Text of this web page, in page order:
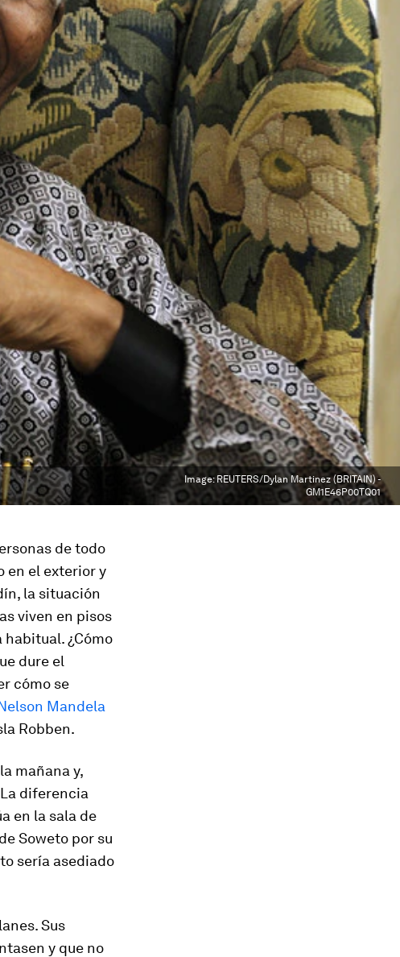
Image: REUTERS/Dylan Martinez (BRITAIN) -
GM1E46P00TQ01
de todo
en el exterior y
la situación
viven en pisos
¿Cómo
dure el
cómo se
Mandela
Robben.
mañana y,
diferencia
en la sala de
Soweto por su
sería asediado
Sus
y que no